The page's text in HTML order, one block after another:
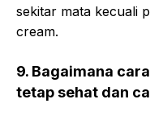
sekitar mata kecuali
cream.
9. Bagaimana
tetap sehat dan